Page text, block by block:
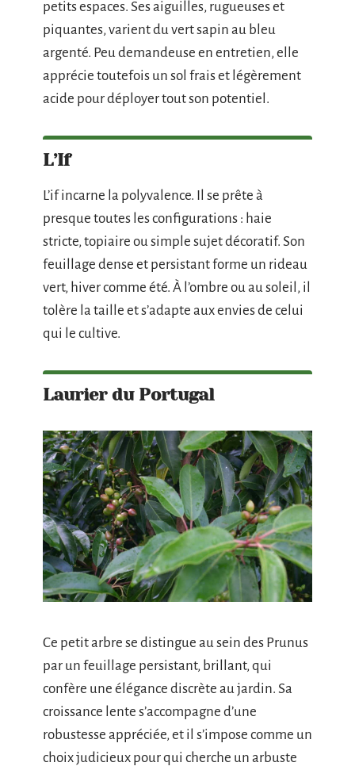
petits espaces. Ses aiguilles, rugueuses et
piquantes, varient du vert sapin au bleu
argenté. Peu demandeuse en entretien, elle
apprécie toutefois un sol frais et légèrement
acide pour déployer tout son potentiel.
L’If
L’if incarne la polyvalence. Il se prête à
presque toutes les configurations : haie
stricte, topiaire ou simple sujet décoratif. Son
feuillage dense et persistant forme un rideau
vert, hiver comme été. À l’ombre ou au soleil, il
tolère la taille et s’adapte aux envies de celui
qui le cultive.
Laurier du Portugal
Ce petit arbre se distingue au sein des Prunus
par un feuillage persistant, brillant, qui
confère une élégance discrète au jardin. Sa
croissance lente s’accompagne d’une
robustesse appréciée, et il s’impose comme un
choix judicieux pour qui cherche un arbuste